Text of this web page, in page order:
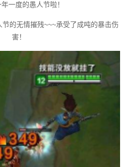
一度的愚人节啦！
的无情摧残~~~承受了成吨的暴击伤
害！